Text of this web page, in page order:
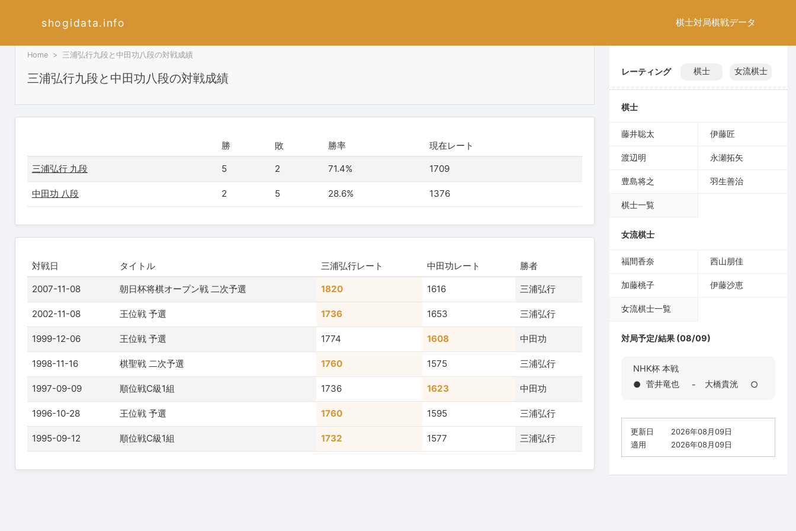
shogidata.info 棋士対局棋戦データ
Home 三浦弘行九段と中田功八段の対戦成績
三浦弘行九段と中田功八段の対戦成績
勝 敗 勝率 現在レート
三浦弘行 九段 5 2 71.4% 1709
中田功 八段 2 5 28.6% 1376
対戦日 タイトル 三浦弘行レート 中田功レート 勝者
2007-11-08 朝日杯将棋オープン戦 二次予選 1820 1616 三浦弘行
2002-11-08 王位戦 予選 1736 1653 三浦弘行
1999-12-06 王位戦 予選 1774 1608 中田功
1998-11-16 棋聖戦 二次予選 1760 1575 三浦弘行
1997-09-09 順位戦C級1組 1736 1623 中田功
1996-10-28 王位戦 予選 1760 1595 三浦弘行
1995-09-12 順位戦C級1組 1732 1577 三浦弘行
レーティング 棋士 女流棋士
棋士
藤井聡太 伊藤匠
渡辺明 永瀬拓矢
豊島将之 羽生善治
棋士一覧
女流棋士
福間香奈 西山朋佳
加藤桃子 伊藤沙恵
女流棋士一覧
対局予定/結果 (08/09)
NHK杯 本戦
● 菅井竜也 - 大橋貴洸 ○
更新日
2026年08月09日
適用
2026年08月09日